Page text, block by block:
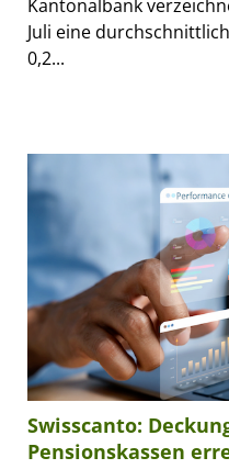
Kantonalbank
Juli eine
0,2...
Swisscanto:
Pensionskassen